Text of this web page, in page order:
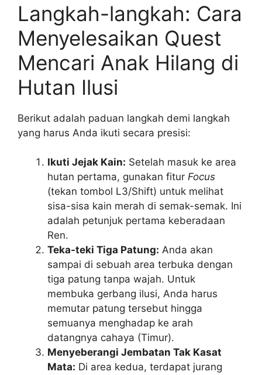
Langkah-langkah: Cara
Menyelesaikan Quest
Mencari Anak Hilang di
Hutan Ilusi
Berikut adalah paduan langkah demi langkah
yang harus Anda ikuti secara presisi:
Ikuti Jejak Kain: Setelah masuk ke area
hutan pertama, gunakan fitur Focus
(tekan tombol L3/Shift) untuk melihat
sisa-sisa kain merah di semak-semak. Ini
adalah petunjuk pertama keberadaan
Ren.
Teka-teki Tiga Patung: Anda akan
sampai di sebuah area terbuka dengan
tiga patung tanpa wajah. Untuk
membuka gerbang ilusi, Anda harus
memutar patung tersebut hingga
semuanya menghadap ke arah
datangnya cahaya (Timur).
Menyeberangi Jembatan Tak Kasat
Mata: Di area kedua, terdapat jurang